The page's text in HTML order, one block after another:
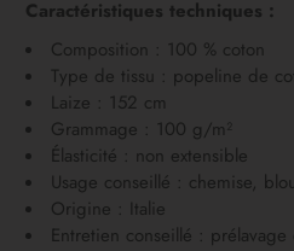
Caractéristiques techniques :
Composition : 100 % coton
Type de tissu : popeline de
Laize : 152 cm
Grammage : 100 g/m²
Élasticité : non extensible
Usage conseillé : chemise,
Origine : Italie
Entretien conseillé :